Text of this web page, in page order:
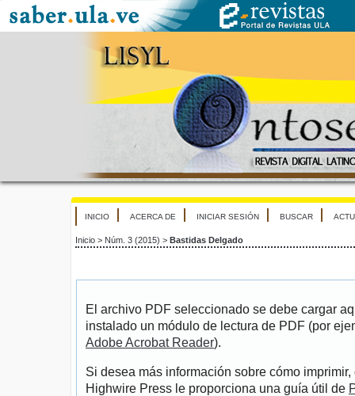
INICIO ACERCA DE INICIAR SESIÓN BUSCAR
Inicio > Núm. 3 (2015) > Bastidas Delgado
El archivo PDF seleccionado se debe cargar
instalado un módulo de lectura de PDF (por
Adobe Acrobat Reader).
Si desea más información sobre cómo
Highwire Press le proporciona una guía útil de